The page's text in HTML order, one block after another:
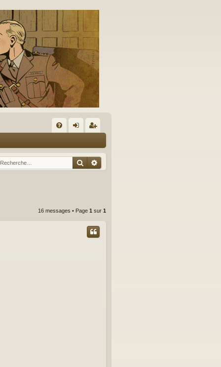
Q ne
xi
nr
eg
r
Rechercher
Recherche avancée
16 messages • Page 1 sur 1